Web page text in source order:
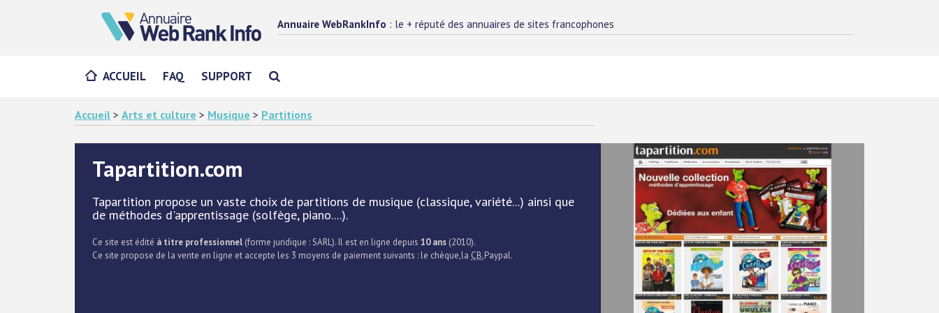
Annuaire WebRankInfo : le + réputé des annuaires de sites francophones
ACCUEIL FAQ SUPPORT
Accueil > Arts et culture > Musique > Partitions
Tapartition.com
Tapartition propose un vaste choix de partitions de musique (classique, variété...) ainsi que
de méthodes d'apprentissage (solfège, piano....).
Ce site est édité à titre professionnel (forme juridique : SARL). Il est en ligne depuis 10 ans (2010).
Ce site propose de la vente en ligne et accepte les 3 moyens de paiement suivants : le chèque,la CB,Paypal.